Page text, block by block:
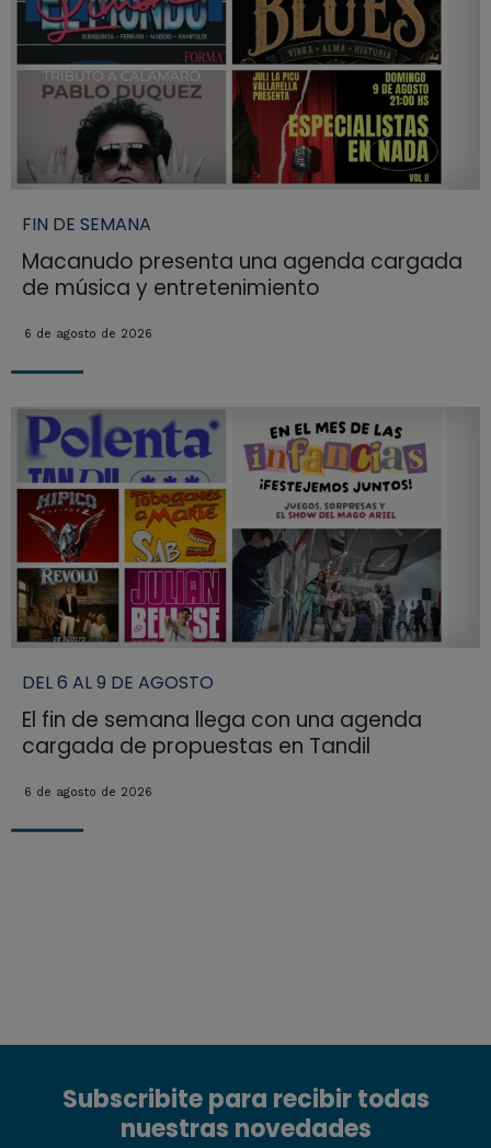
FIN DE SEMANA
Macanudo presenta una agenda cargada
de música y entretenimiento
6 de agosto de 2026
DEL 6 AL 9 DE AGOSTO
El fin de semana llega con una agenda
cargada de propuestas en Tandil
6 de agosto de 2026
Subscribite para recibir todas
nuestras novedades